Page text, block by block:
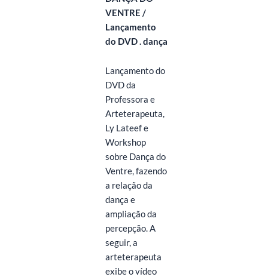
VENTRE /
Lançamento
do DVD. dança
Lançamento do
DVD da
Professora e
Arteterapeuta,
Ly Lateef e
Workshop
sobre Dança do
Ventre, fazendo
a relação da
dança e
ampliação da
percepção. A
seguir, a
arteterapeuta
exibe o vídeo